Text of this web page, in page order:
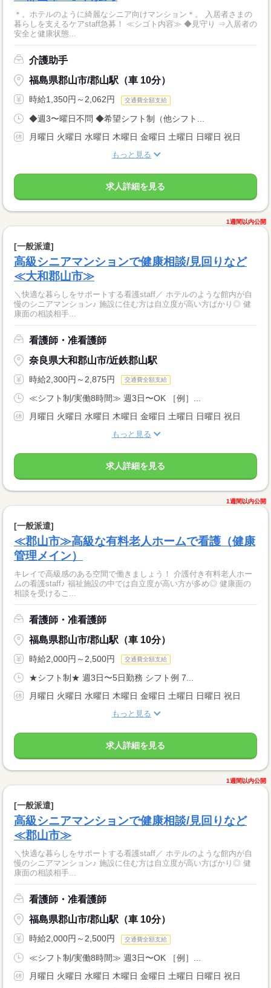
＊。ホテルのように綺麗なシニア向けマンション＊。 入居者さまの
暮らしを支えるケアstaff急募！ ≪シゴト内容≫ ◆見守り ⇒入居者の
安全と健康状態...
介護助手
福島県郡山市/郡山駅（車 10分）
時給1,350円～2,062円 交通費全額支給
◆週3〜曜日不問 ◆希望シフト制（他シフト...
月曜日 火曜日 水曜日 木曜日 金曜日 土曜日 日曜日 祝日
もっと見る
求人詳細を見る
1週間以内公開
[一般派遣]
高級シニアマンションで健康相談/見回りなど
≪大和郡山市≫
＼快適な暮らしをサポートする看護staff／ ホテルのような館内が自
慢のシニアマンション♪ 施設に住む方は自立度が高い方ばかり◎ 健
康面の相談相手...
看護師・准看護師
奈良県大和郡山市/近鉄郡山駅
時給2,300円～2,875円 交通費全額支給
≪シフト制/実働8時間≫ 週3日〜OK ［例］...
月曜日 火曜日 水曜日 木曜日 金曜日 土曜日 日曜日 祝日
もっと見る
求人詳細を見る
1週間以内公開
[一般派遣]
≪郡山市≫高級な有料老人ホームで看護（健康
管理メイン）
キレイで高級感のある空間で働きましょう！ 介護付き有料老人ホー
ムの看護staff♪ 福祉施設の中では自立度が高い方が多め◎ 健康面の
相談を受けるこ...
看護師・准看護師
福島県郡山市/郡山駅（車 10分）
時給2,000円～2,500円 交通費全額支給
★シフト制★ 週3日〜5日勤務 シフト例 7...
月曜日 火曜日 水曜日 木曜日 金曜日 土曜日 日曜日 祝日
もっと見る
求人詳細を見る
1週間以内公開
[一般派遣]
高級シニアマンションで健康相談/見回りなど
≪郡山市≫
＼快適な暮らしをサポートする看護staff／ ホテルのような館内が自
慢のシニアマンション♪ 施設に住む方は自立度が高い方ばかり◎ 健
康面の相談相手...
看護師・准看護師
福島県郡山市/郡山駅（車 10分）
時給2,000円～2,500円 交通費全額支給
≪シフト制/実働8時間≫ 週3日〜OK ［例］...
月曜日 火曜日 水曜日 木曜日 金曜日 土曜日 日曜日 祝日